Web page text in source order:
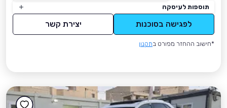
תוספות לעיסקה
לפגישה בסוכנות יצירת קשר
*חישוב ההחזר מפורט בתקנון